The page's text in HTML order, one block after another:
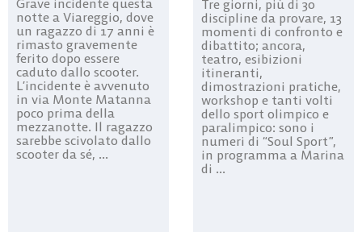
notte a Viareggio, dove
un ragazzo di 17 anni è
rimasto gravemente
ferito dopo essere
caduto dallo scooter.
L’incidente è avvenuto
in via Monte Matanna
poco prima della
mezzanotte. Il ragazzo
sarebbe scivolato dallo
scooter da sé, ...
Tre giorni, più di 30
discipline da provare, 13
momenti di confronto e
dibattito; ancora,
teatro, esibizioni
itineranti,
dimostrazioni pratiche,
workshop e tanti volti
dello sport olimpico e
paralimpico: sono i
numeri di “Soul Sport”,
in programma a Marina
di ...